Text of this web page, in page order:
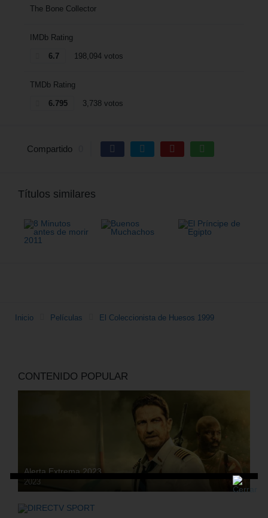
The Bone Collector
IMDb Rating
6.7 198,094 votos
TMDb Rating
6.795 3,738 votos
Compartido
Títulos similares
Inicio Películas El Coleccionista de Huesos 1999
CONTENIDO POPULAR
Alerta Extrema 2023_
2023
HD